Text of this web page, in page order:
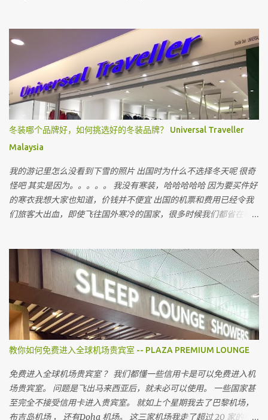
冬装哪个品牌好，如何挑选好的冬装品牌？ Universal Traveller
Malaysia
我的游记里怎么没看到下雪的照片 出国时为什么不选择冬天呢 很奇
怪吧 其实是因为。。。。。 我没有寒装，哈哈哈哈哈 因为要买件好
的寒衣我想大家也知道，价钱并不便宜 出国的机票和费用已经令我
们旅客大出血，即使飞往国外寒冷的国家，很多时候我们都省在哪
都会建议我不要上网买，为什么呢
教你如何免费进入全球机场贵宾室 -- PLAZA PREMIUM LOUNGE
免费进入全球机场贵宾室 ？ 我们都懂一些信用卡是可以免费进入机
场贵宾室。 问题是飞出马来西亚后，就未必可以使用。 一些国家甚
至完全不接受信用卡进入贵宾室。 就如上个星期我去了巴黎机场，
布吉岛机场 ， 还有Doha 机场。 这三家机场我走了超过 20 家的机